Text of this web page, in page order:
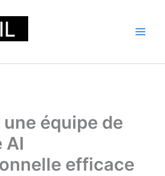
équipe de
AI
efficace